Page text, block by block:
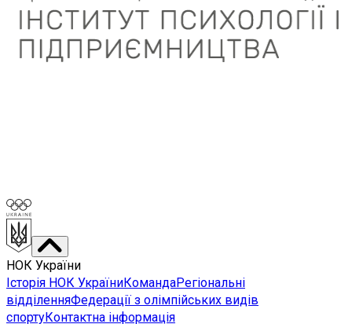
НОК України
Історія НОК УкраїниКомандаРегіональні
відділенняФедерації з олімпійських видів
спортуКонтактна інформація